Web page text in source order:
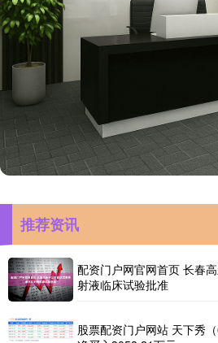
推荐资讯
配资门户网官网首页 长春
射液临床试验批准
股票配资门户网站 天下秀